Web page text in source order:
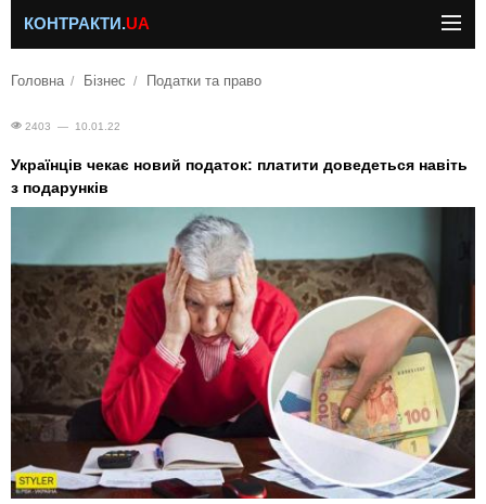
КОНТРАКТИ.UA
Головна Бізнес Податки та право
2403 — 10.01.22
Українців чекає новий податок: платити доведеться навіть
з подарунків